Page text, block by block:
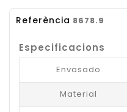
Referència 8678.9
Especificacions
Envasado
Material